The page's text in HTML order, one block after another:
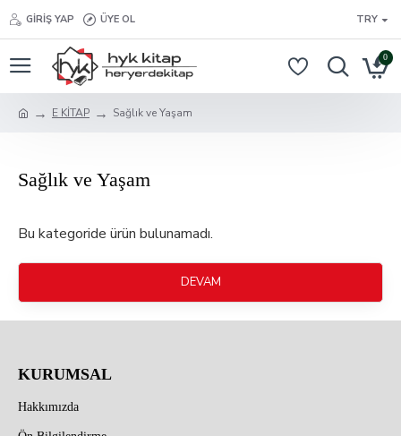
GIRIŞ YAP ÜYE OL TRY
0
E KİTAP Sağlık ve Yaşam
Sağlık ve Yaşam
Bu kategoride ürün bulunamadı.
DEVAM
KURUMSAL
Hakkımızda